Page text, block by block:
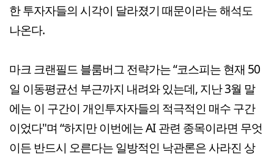
한 투자자들의 시각이 달라졌기 때문이라는 해석도
나온다.
마크 크랜필드 블룸버그 전략가는 “코스피는 현재 50
일 이동평균선 부근까지 내려와 있는데, 지난 3월 말
에는 이 구간이 개인투자자들의 적극적인 매수 구간
이었다"며 “하지만 이번에는 AI 관련 종목이라면 무엇
이든 반드시 오른다는 일방적인 낙관론은 사라진 상